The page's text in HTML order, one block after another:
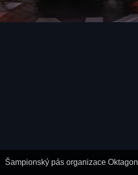
Šampionský pás organizace Oktagon